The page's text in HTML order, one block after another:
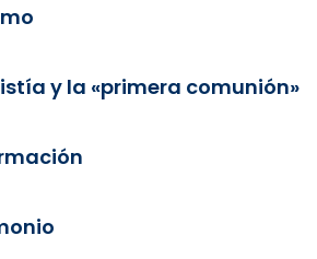
y la «primera comunión»